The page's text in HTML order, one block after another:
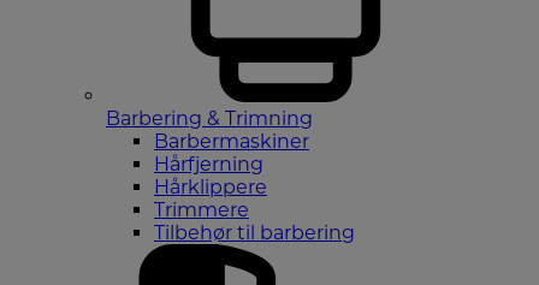
Barbering & Trimning
Barbermaskiner
Hårfjerning
Hårklippere
Trimmere
Tilbehør til barbering